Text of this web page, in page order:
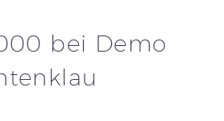
bei Demo